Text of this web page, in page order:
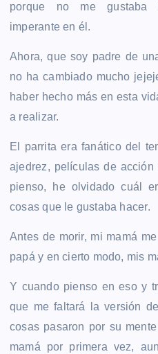
porque no me gustaba
imperante en él.
Ahora, que soy padre de
no ha cambiado mucho
haber hecho más en esta
a realizar.
El parrita era fanático del
ajedrez, películas de
pienso, he olvidado cuál
cosas que le gustaba hacer.
Antes de morir, mi mamá
papá y en cierto modo, mis
Y cuando pienso en eso y
que me faltará la versión
cosas pasaron por su
mamá por primera vez,